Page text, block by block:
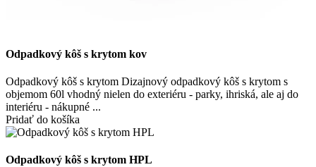
Odpadkový kôš s krytom kov
Odpadkový kôš s krytom Dizajnový odpadkový kôš s krytom s
objemom 60l vhodný nielen do exteriéru - parky, ihriská, ale aj do
interiéru - nákupné ...
Pridať do košíka
Odpadkový kôš s krytom HPL